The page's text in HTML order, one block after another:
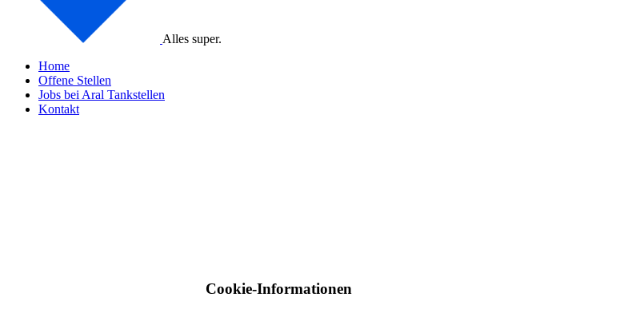
Alles super.
Home
Offene Stellen
Jobs bei Aral Tankstellen
Kontakt
Cookie-Informationen